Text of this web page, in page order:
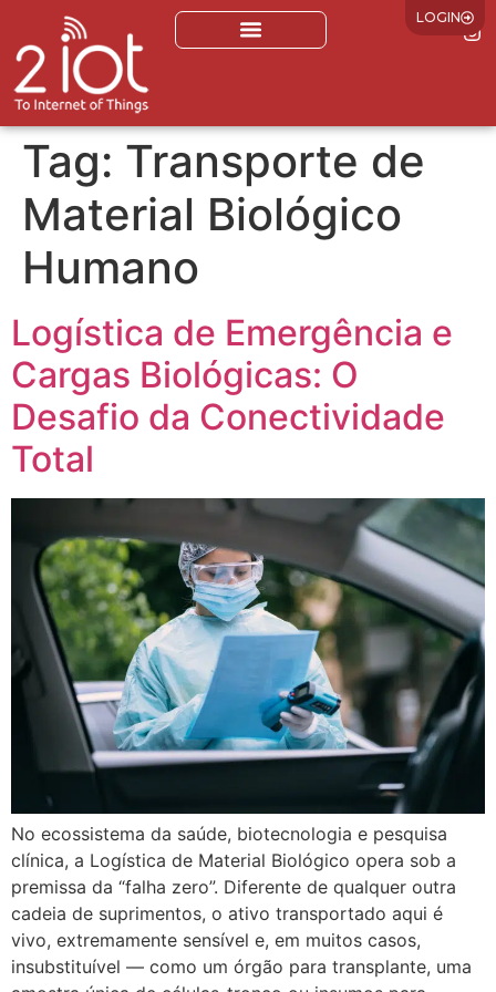
LOGIN
Tag: Transporte de
Material Biológico
Humano
Logística de Emergência e
Cargas Biológicas: O
Desafio da Conectividade
Total
No ecossistema da saúde, biotecnologia e pesquisa
clínica, a Logística de Material Biológico opera sob a
premissa da “falha zero”. Diferente de qualquer outra
cadeia de suprimentos, o ativo transportado aqui é
vivo, extremamente sensível e, em muitos casos,
insubstituível — como um órgão para transplante, uma